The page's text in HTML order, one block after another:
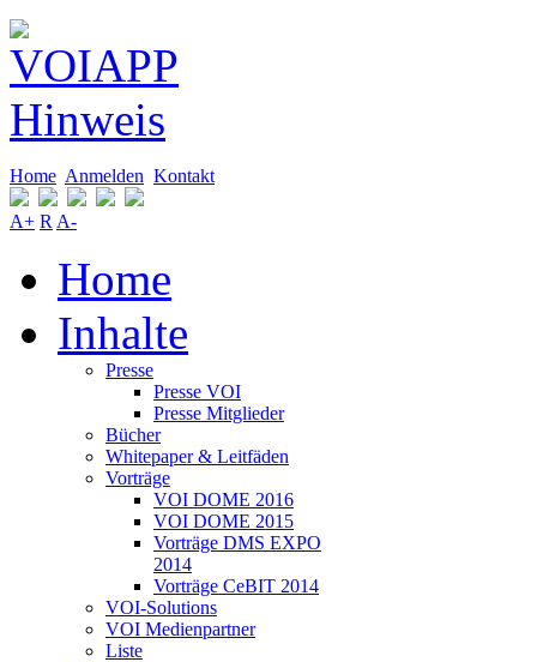
Home Anmelden Kontakt
A+ R A-
Home
Inhalte
Presse
Presse VOI
Presse Mitglieder
Bücher
Whitepaper & Leitfäden
Vorträge
VOI DOME 2016
VOI DOME 2015
Vorträge DMS EXPO
2014
Vorträge CeBIT 2014
VOI-Solutions
VOI Medienpartner
Liste